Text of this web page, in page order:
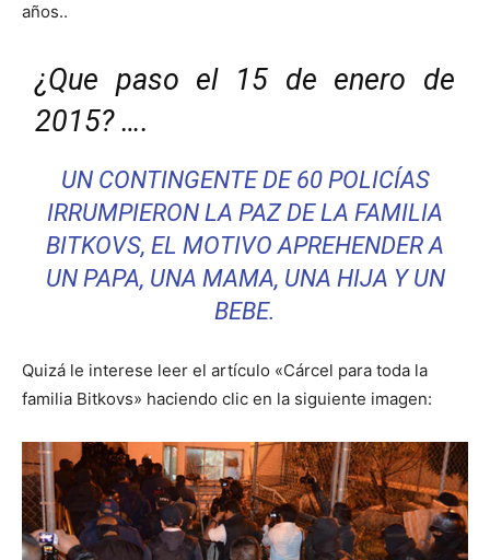
años..
¿Que paso el 15 de enero de
2015? ….
UN CONTINGENTE DE 60 POLICÍAS
IRRUMPIERON LA PAZ DE LA FAMILIA
BITKOVS, EL MOTIVO APREHENDER A
UN PAPA, UNA MAMA, UNA HIJA Y UN
BEBE.
Quizá le interese leer el artículo «Cárcel para toda la
familia Bitkovs» haciendo clic en la siguiente imagen: